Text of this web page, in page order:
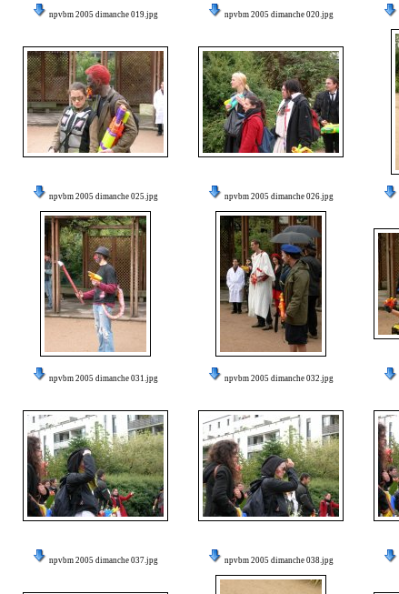
npvbm 2005 dimanche 019.jpg npvbm 2005 dimanche 020.jpg
npvbm 2005 dimanche 025.jpg npvbm 2005 dimanche 026.jpg
npvbm 2005 dimanche 031.jpg npvbm 2005 dimanche 032.jpg
npvbm 2005 dimanche 037.jpg npvbm 2005 dimanche 038.jpg